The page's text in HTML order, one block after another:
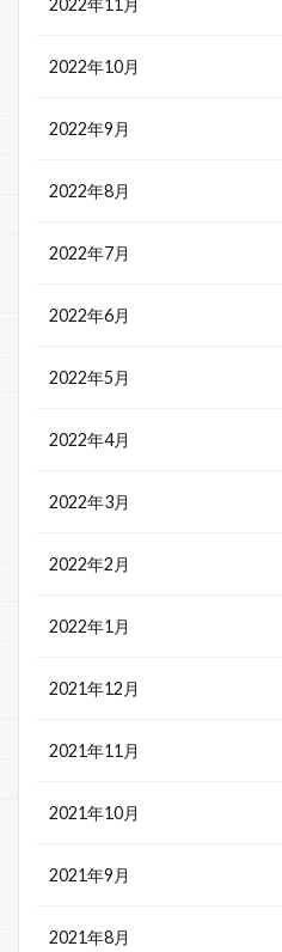
2022年11月
2022年10月
2022年9月
2022年8月
2022年7月
2022年6月
2022年5月
2022年4月
2022年3月
2022年2月
2022年1月
2021年12月
2021年11月
2021年10月
2021年9月
2021年8月